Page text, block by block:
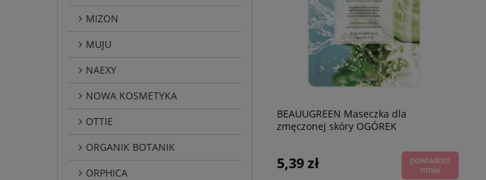
MIZON
MUJU
NAEXY
NOWA KOSMETYKA
OTTIE
ORGANIK BOTANIK
ORPHICA
BEAUUGREEN Maseczka dla
zmęczonej skóry OGÓREK
5,39 zł
powiadom
mnie